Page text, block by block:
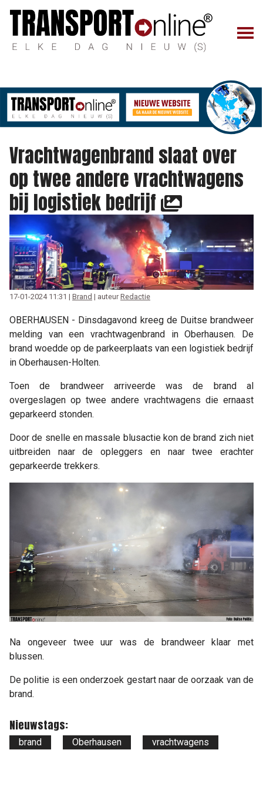
Vrachtwagenbrand slaat over
op twee andere vrachtwagens
bij logistiek bedrijf
17-01-2024 11:31 | Brand | auteur Redactie
OBERHAUSEN - Dinsdagavond kreeg de Duitse brandweer
melding van een vrachtwagenbrand in Oberhausen. De
brand woedde op de parkeerplaats van een logistiek bedrijf
in Oberhausen-Holten.
Toen de brandweer arriveerde was de brand al
overgeslagen op twee andere vrachtwagens die ernaast
geparkeerd stonden.
Door de snelle en massale blusactie kon de brand zich niet
uitbreiden naar de opleggers en naar twee erachter
geparkeerde trekkers.
Na ongeveer twee uur was de brandweer klaar met
blussen.
De politie is een onderzoek gestart naar de oorzaak van de
brand.
Nieuwstags:
brand Oberhausen vrachtwagens